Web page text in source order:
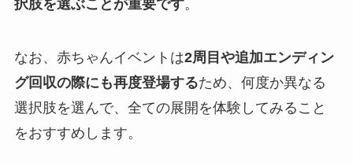
択肢を選ぶことが重要です。
なお、赤ちゃんイベントは2周目や追加エンディン
グ回収の際にも再度登場するため、何度か異なる
選択肢を選んで、全ての展開を体験してみること
をおすすめします。